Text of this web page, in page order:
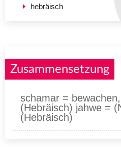
hebräisch
Zusammensetzung
schamar =
(Hebräisch) jahwe =
(Hebräisch)